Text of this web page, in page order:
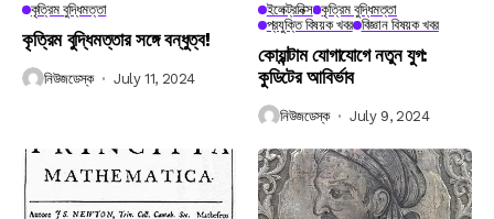
কৃত্রিম বুদ্ধিমত্তা
কৃত্রিম বুদ্ধিমত্তার সঙ্গে বন্ধুত্ব!
নিউজডেস্ক July 11, 2024
ইলেক্ট্রনিক্স কৃত্রিম বুদ্ধিমত্তা
প্রযুক্তি বিষয়ক খবর বিজ্ঞান বিষয়ক খবর
কোয়ান্টাম যোগাযোগে নতুন যুগ:
কুডিটের আবির্ভাব
নিউজডেস্ক July 9, 2024